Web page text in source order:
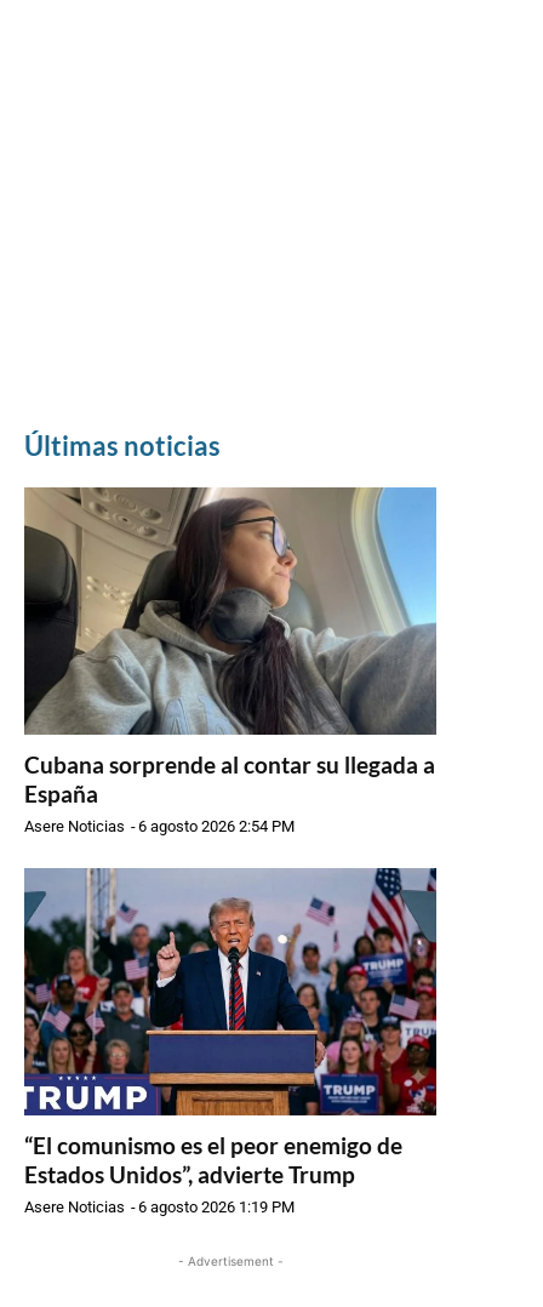
Últimas noticias
Cubana sorprende al contar su llegada a
España
Asere Noticias -6 agosto 2026 2:54 PM
“El comunismo es el peor enemigo de
Estados Unidos”, advierte Trump
Asere Noticias -6 agosto 2026 1:19 PM
- Advertisement -